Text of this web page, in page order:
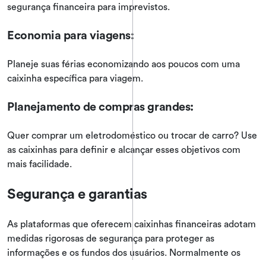
segurança financeira para imprevistos.
Economia para viagens:
Planeje suas férias economizando aos poucos com uma
caixinha específica para viagem.
Planejamento de compras grandes:
Quer comprar um eletrodoméstico ou trocar de carro? Use
as caixinhas para definir e alcançar esses objetivos com
mais facilidade.
Segurança e garantias
As plataformas que oferecem caixinhas financeiras adotam
medidas rigorosas de segurança para proteger as
informações e os fundos dos usuários. Normalmente os